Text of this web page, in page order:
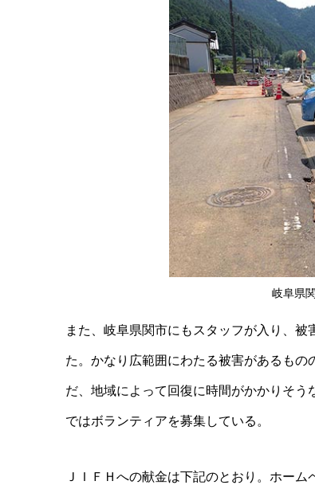
岐阜県
また、岐阜県関市にもスタッフが入り、
た。かなり広範囲にわたる被害があるも
だ、地域によって回復に時間がかかりそう
ではボランティアを募集している。
ＪＩＦＨへの献金は下記のとおり。ホー